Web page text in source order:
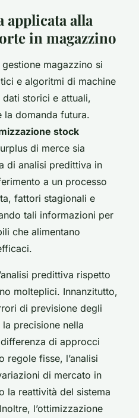
alla
in magazzino
gestione magazzino si
e algoritmi di machine
storici e attuali,
la domanda futura.
stock
di merce sia
di analisi predittiva in
a un processo
fattori stagionali e
tali informazioni per
che alimentano
predittiva rispetto
molteplici. Innanzitutto,
di previsione degli
precisione nella
di approcci
regole fisse, l’analisi
di mercato in
la reattività del sistema
l’ottimizzazione